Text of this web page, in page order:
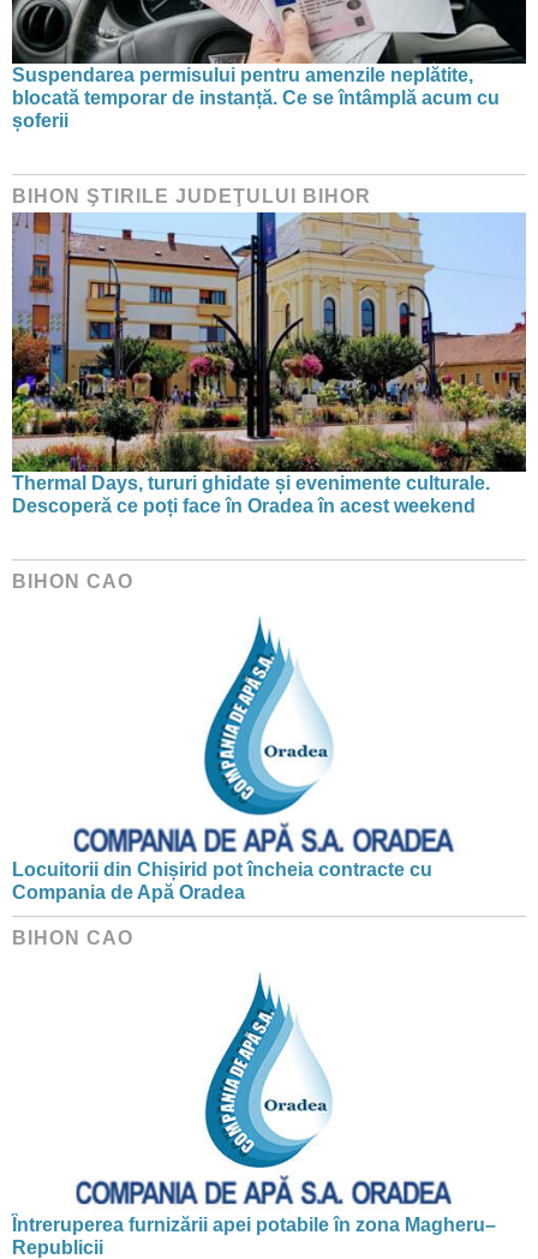
Suspendarea permisului pentru amenzile neplătite,
blocată temporar de instanță. Ce se întâmplă acum cu
șoferii
BIHON ŞTIRILE JUDEŢULUI BIHOR
Thermal Days, tururi ghidate și evenimente culturale.
Descoperă ce poți face în Oradea în acest weekend
BIHON CAO
Locuitorii din Chișirid pot încheia contracte cu
Compania de Apă Oradea
BIHON CAO
Întreruperea furnizării apei potabile în zona Magheru–
Republicii